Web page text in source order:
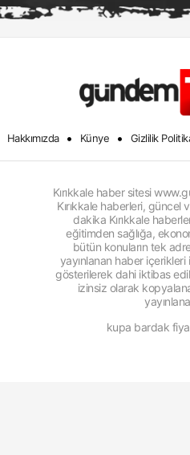
Hakkımızda • Künye • Gizlilik
Kırıkkale haber sitesi
Kırıkkale haberleri, güncel
dakika Kırıkkale
eğitimden sağlığa,
bütün konuların tek
yayınlanan haber
gösterilerek dahi iktibas
izinsiz olarak
kupa bardak